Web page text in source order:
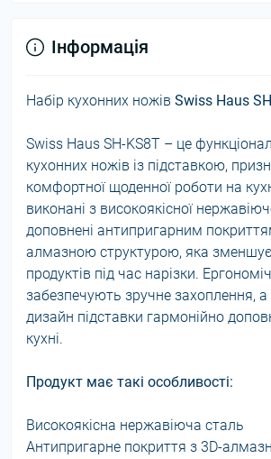
Інформація
Набір кухонних ножів Swiss Haus
Swiss Haus SH-KS8T – це
кухонних ножів із підставкою,
комфортної щоденної роботи на
виконані з високоякісної
доповнені антипригарним
алмазною структурою, яка
продуктів під час нарізки.
забезпечують зручне захоплення, а
дизайн підставки гармонійно
кухні.
Продукт має такі особливості:
Високоякісна нержавіюча сталь
Антипригарне покриття з 3D-